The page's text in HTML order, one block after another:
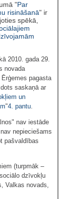
"Par
risināšanā" ir
spēkā,
2010. gada 29.
novada
pagasta
saskaņā ar
un
"4. pantu.
nav iestāde
nepieciešams
pašvaldības
(turpmāk –
dzīvokļu
Valkas novads,